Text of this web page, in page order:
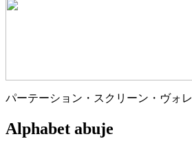
パーテーション・スクリーン・ヴォ
Alphabet abuje